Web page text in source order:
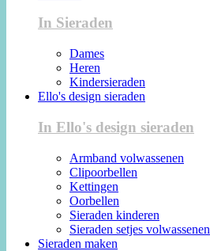
In Sieraden
Dames
Heren
Kindersieraden
Ello's design sieraden
In Ello's design sieraden
Armband volwassenen
Clipoorbellen
Kettingen
Oorbellen
Sieraden kinderen
Sieraden setjes volwassenen
Sieraden maken